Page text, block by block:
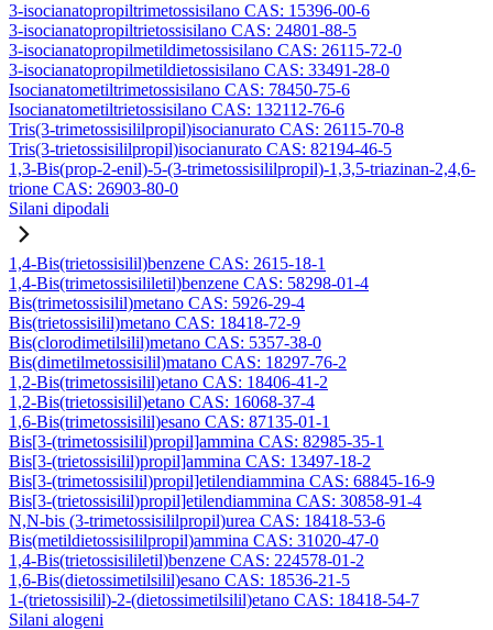
3-isocianatopropiltrimetossisilano CAS: 15396-00-6
3-isocianatopropiltrietossisilano CAS: 24801-88-5
3-isocianatopropilmetildimetossisilano CAS: 26115-72-0
3-isocianatopropilmetildietossisilano CAS: 33491-28-0
Isocianatometiltrimetossisilano CAS: 78450-75-6
Isocianatometiltrietossisilano CAS: 132112-76-6
Tris(3-trimetossisililpropil)isocianurato CAS: 26115-70-8
Tris(3-trietossisililpropil)isocianurato CAS: 82194-46-5
1,3-Bis(prop-2-enil)-5-(3-trimetossisililpropil)-1,3,5-triazinan-2,4,6-
trione CAS: 26903-80-0
Silani dipodali
1,4-Bis(trietossisilil)benzene CAS: 2615-18-1
1,4-Bis(trimetossisililetil)benzene CAS: 58298-01-4
Bis(trimetossisilil)metano CAS: 5926-29-4
Bis(trietossisilil)metano CAS: 18418-72-9
Bis(clorodimetilsilil)metano CAS: 5357-38-0
Bis(dimetilmetossisilil)matano CAS: 18297-76-2
1,2-Bis(trimetossisilil)etano CAS: 18406-41-2
1,2-Bis(trietossisilil)etano CAS: 16068-37-4
1,6-Bis(trimetossisilil)esano CAS: 87135-01-1
Bis[3-(trimetossisilil)propil]ammina CAS: 82985-35-1
Bis[3-(trietossisilil)propil]ammina CAS: 13497-18-2
Bis[3-(trimetossisilil)propil]etilendiammina CAS: 68845-16-9
Bis[3-(trietossisilil)propil]etilendiammina CAS: 30858-91-4
N,N-bis (3-trimetossisililpropil)urea CAS: 18418-53-6
Bis(metildietossisililpropil)ammina CAS: 31020-47-0
1,4-Bis(trietossisililetil)benzene CAS: 224578-01-2
1,6-Bis(dietossimetilsilil)esano CAS: 18536-21-5
1-(trietossisilil)-2-(dietossimetilsilil)etano CAS: 18418-54-7
Silani alogeni